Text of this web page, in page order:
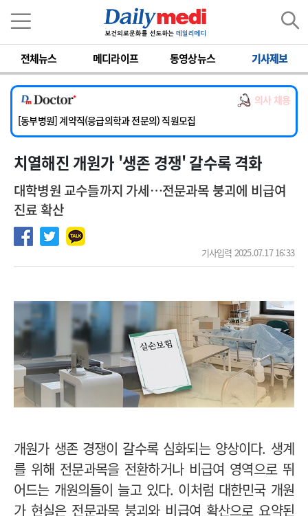
전체뉴스 메디라이프 동영상뉴스 기사제보
의사 채용
[서울아산병원] 2026년 하반기 인턴 모집
[영남대학교의료원] 마취통증의학과 임기제 임상의사 채용
[충남대학교병원] 소아청소년과(소아응급전담) 계약직 의사 공개채용
[동부병원] 계약직(응급의학과 전문의) 직원모집
[이대목동병원] 하반기 전공의(레지던트1년차) 모집
[서울아산병원] 2026년 하반기 인턴 모집
치열해진 개원가 '생존 경쟁' 갈수록 격화
대학병원 교수들까지 가세…전문과목 붕괴에 비급여
진료 확산
기사입력 2025.07.17 16:33
개원가 생존 경쟁이 갈수록 심화되는 양상이다. 생계
를 위해 전문과목을 전환하거나 비급여 영역으로 뛰
어드는 개원의들이 늘고 있다. 이처럼 대한민국 개원
가 현실은 전문과목 붕괴와 비급여 확산으로 요약된